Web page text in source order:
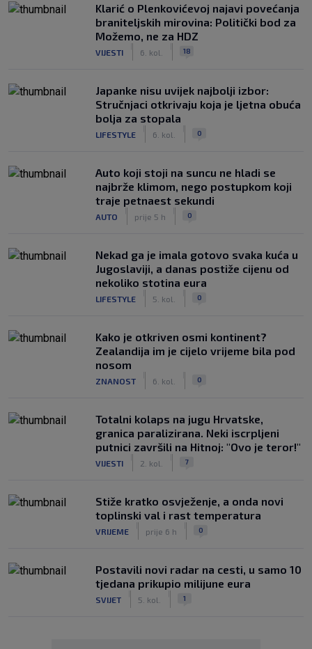
Klarić o Plenkovićevoj najavi povećanja
braniteljskih mirovina: Politički bod za
Možemo, ne za HDZ
VIJESTI 6. kol. 18
Japanke nisu uvijek najbolji izbor:
Stručnjaci otkrivaju koja je ljetna obuća
bolja za stopala
LIFESTYLE 6. kol. 0
Auto koji stoji na suncu ne hladi se
najbrže klimom, nego postupkom koji
traje petnaest sekundi
AUTO prije 5 h 0
Nekad ga je imala gotovo svaka kuća u
Jugoslaviji, a danas postiže cijenu od
nekoliko stotina eura
LIFESTYLE 5. kol. 0
Kako je otkriven osmi kontinent?
Zealandija im je cijelo vrijeme bila pod
nosom
ZNANOST 6. kol. 0
Totalni kolaps na jugu Hrvatske,
granica paralizirana. Neki iscrpljeni
putnici završili na Hitnoj: "Ovo je teror!"
VIJESTI 2. kol. 7
Stiže kratko osvježenje, a onda novi
toplinski val i rast temperatura
VRIJEME prije 6 h 0
Postavili novi radar na cesti, u samo 10
tjedana prikupio milijune eura
SVIJET 5. kol. 1